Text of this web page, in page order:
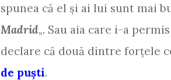
spunea că el şi ai lui sunt mai
Madrid„. Sau aia care i-a
declare că două dintre forţele
de puşti.